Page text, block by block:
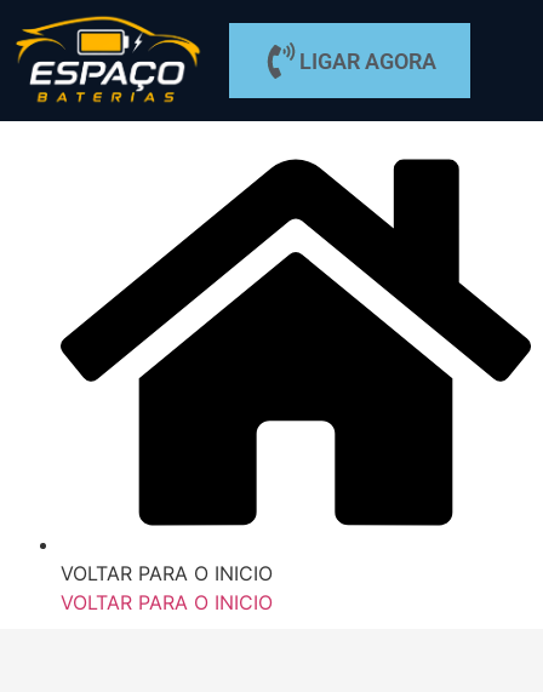
LIGAR AGORA
VOLTAR PARA O INICIO
VOLTAR PARA O INICIO